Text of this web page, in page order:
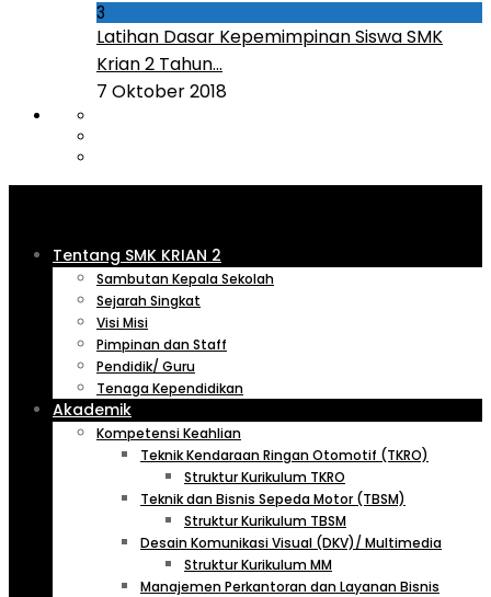
3
Latihan Dasar Kepemimpinan Siswa SMK
Krian 2 Tahun...
7 Oktober 2018
Tentang SMK KRIAN 2
Sambutan Kepala Sekolah
Sejarah Singkat
Visi Misi
Pimpinan dan Staff
Pendidik/ Guru
Tenaga Kependidikan
Akademik
Kompetensi Keahlian
Teknik Kendaraan Ringan Otomotif (TKRO)
Struktur Kurikulum TKRO
Teknik dan Bisnis Sepeda Motor (TBSM)
Struktur Kurikulum TBSM
Desain Komunikasi Visual (DKV)/ Multimedia
Struktur Kurikulum MM
Manajemen Perkantoran dan Layanan Bisnis